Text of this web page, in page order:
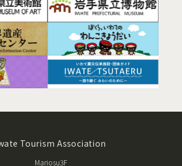
Tourism Association
Mariosu3F